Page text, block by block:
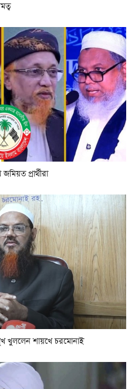
প্রার্থীরা
খুললেন শায়খে চরমোনাই